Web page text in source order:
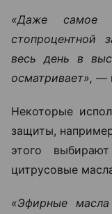
«Даже самое
стопроцентной
весь день в
осматривает», —
Некоторые
защиты,
этого
цитрусовые
«Эфирные масла